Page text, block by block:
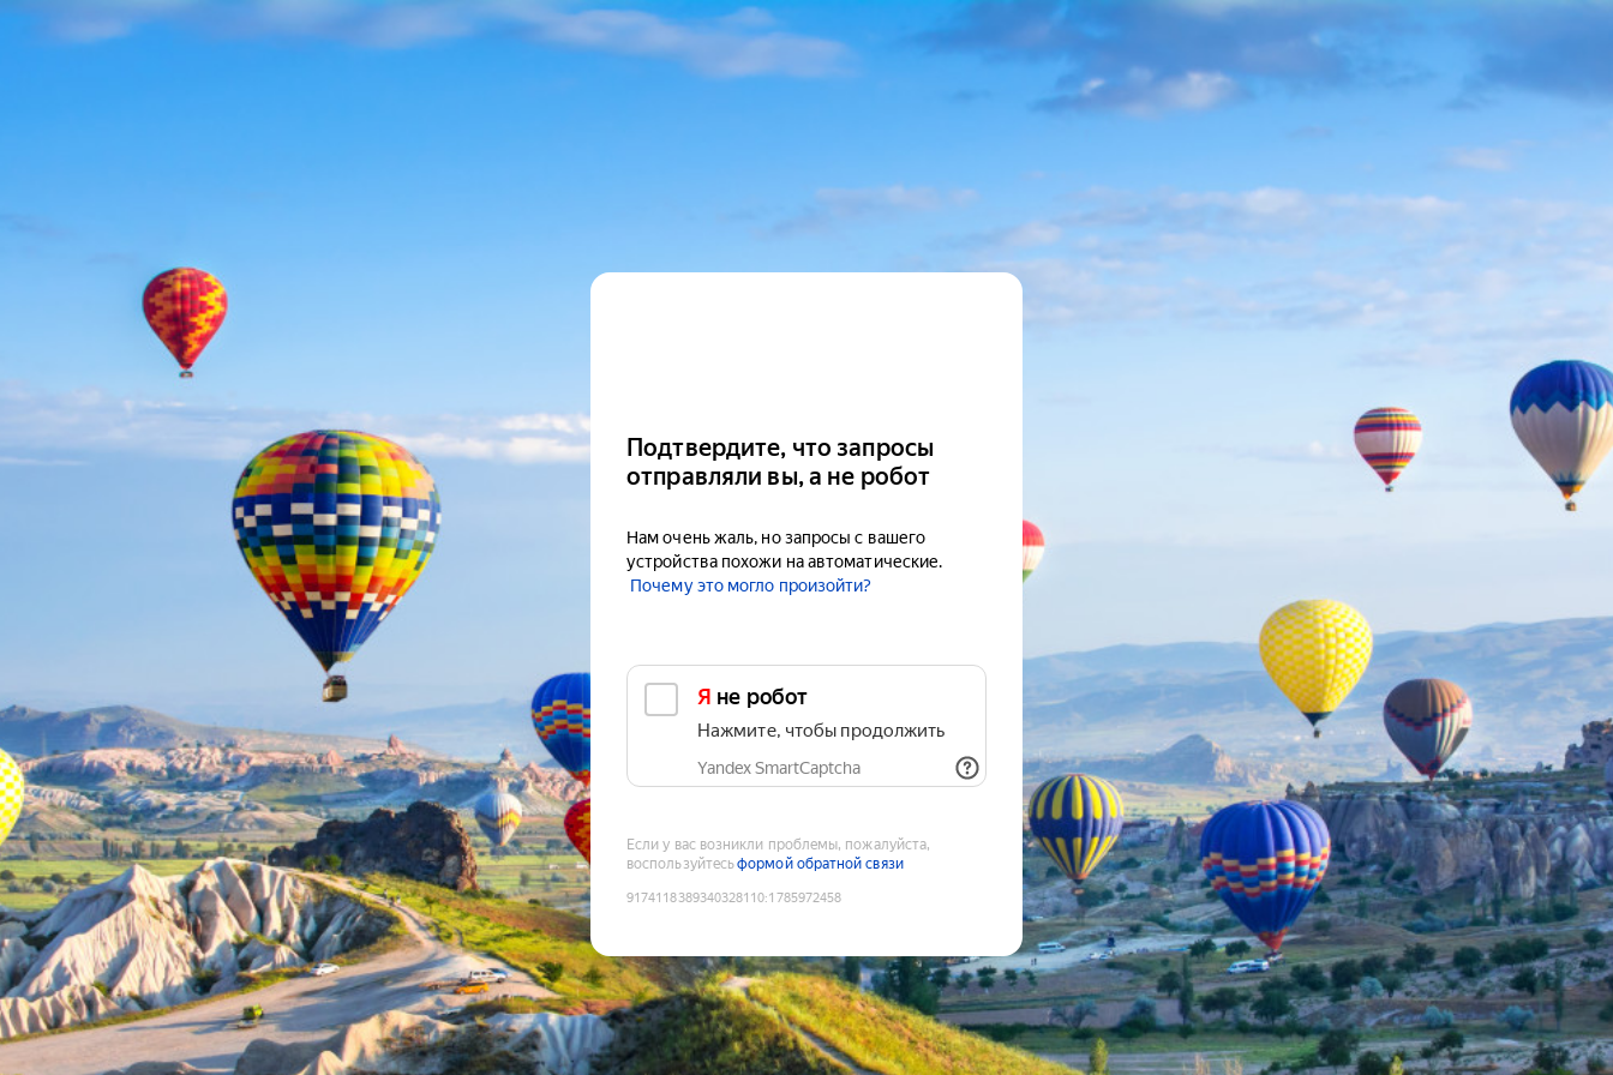
Подтвердите, что запросы
отправляли вы, а не робот
Нам очень жаль, но запросы с вашего
устройства похожи на автоматические.
Почему это могло произойти?
Я не робот
Нажмите, чтобы продолжить
Yandex SmartCaptcha
Если у вас возникли проблемы, пожалуйста,
воспользуйтесьформой обратной связи
9174118389340328110:1785972458